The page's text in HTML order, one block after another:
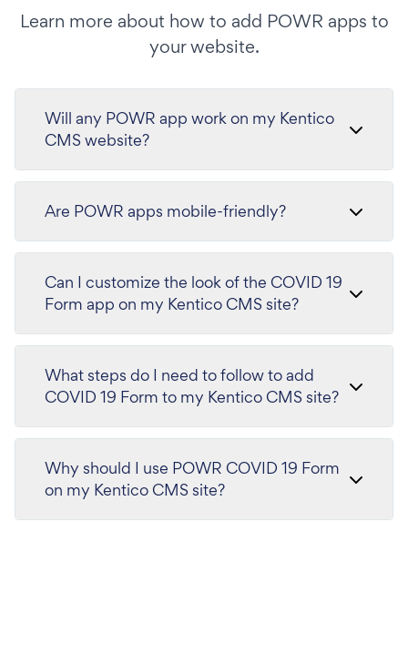
Learn more about how to add POWR apps to
your website.
Will any POWR app work on my Kentico
CMS website?
Are POWR apps mobile-friendly?
Can I customize the look of the COVID 19
Form app on my Kentico CMS site?
What steps do I need to follow to add
COVID 19 Form to my Kentico CMS site?
Why should I use POWR COVID 19 Form
on my Kentico CMS site?